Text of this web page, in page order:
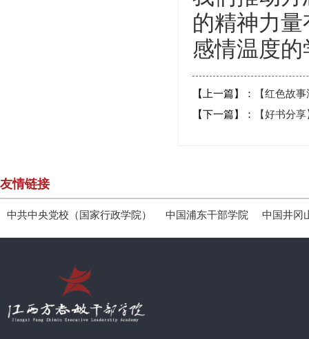
的精神力
感情温度
【上一篇】：
【红色故
【下一篇】：
【好书分
友情链接
中共中央党校（国家行政学院） 中国浦东干部学院 中国井冈